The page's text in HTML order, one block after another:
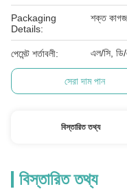
Packaging
Details:
শক্ত কাগজ
পেমেন্ট শর্তাবলী: এল/সি, ডি/
সেরা দাম পান
বিস্তারিত তথ্য
বিস্তারিত তথ্য